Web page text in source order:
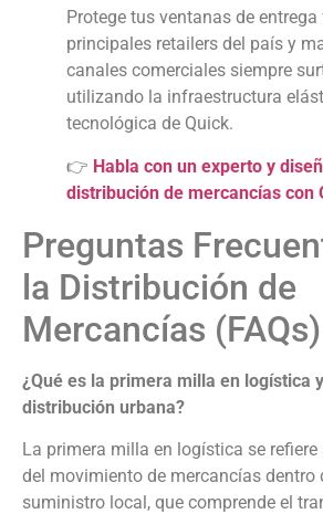
Protege tus ventanas de
principales retailers del país y
canales comerciales siempre
utilizando la infraestructura
tecnológica de Quick.
👉 Habla con un experto y
distribución de mercancías con
Preguntas
la Distribución de
Mercancías (FAQs)
¿Qué es la primera milla en logística
distribución urbana?
La primera milla en logística se
del movimiento de mercancías dentro
suministro local, que comprende el